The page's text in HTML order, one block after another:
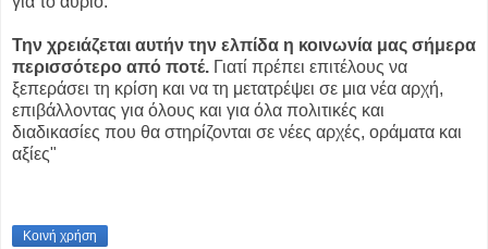
Την χρειάζεται αυτήν την ελπίδα η κοινωνία μας σήμερα
περισσότερο από ποτέ. Γιατί πρέπει επιτέλους να
ξεπεράσει τη κρίση και να τη μετατρέψει σε μια νέα αρχή,
επιβάλλοντας για όλους και για όλα πολιτικές και
διαδικασίες που θα στηρίζονται σε νέες αρχές, οράματα και
αξίες"
Κοινή χρήση